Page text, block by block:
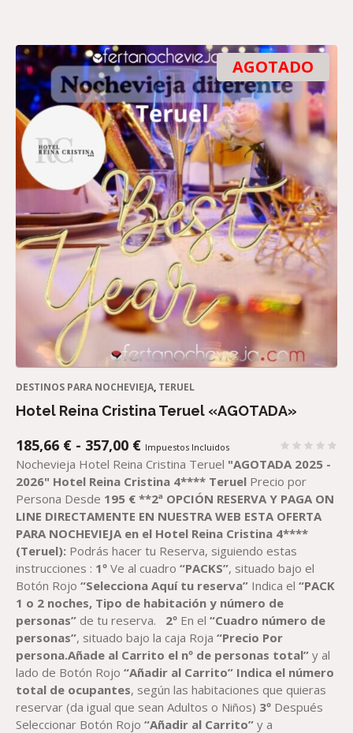
AGOTADO
DESTINOS PARA NOCHEVIEJA, TERUEL
Hotel Reina Cristina Teruel «AGOTADA»
185,66 € - 357,00 €RANGO
DE
PRECIOS:
DESDE
185,66 €
HASTA
357,00 €
Impuestos Incluidos
Nochevieja Hotel Reina Cristina Teruel "AGOTADA 2025 -
2026" Hotel Reina Cristina 4**** Teruel Precio por
Persona Desde 195 € **2ª OPCIÓN RESERVA Y PAGA ON
LINE DIRECTAMENTE EN NUESTRA WEB ESTA OFERTA
PARA NOCHEVIEJA en el Hotel Reina Cristina 4****
(Teruel): Podrás hacer tu Reserva, siguiendo estas
instrucciones : 1ºVe al cuadro“PACKS”, situado bajo el
Botón Rojo“Selecciona Aquí tu reserva” Indica el“PACK
1 o 2 noches, Tipo de habitación y número de
personas” de tu reserva. 2º En el“Cuadro número de
personas”, situado bajo la caja Roja“Precio Por
persona.Añade al Carrito el nº de personas total”y al
lado de Botón Rojo“Añadir al Carrito” Indica el número
total de ocupantes, según las habitaciones que quieras
reservar (da igual que sean Adultos o Niños) 3º Después
Seleccionar Botón Rojo“Añadir al Carrito” y a